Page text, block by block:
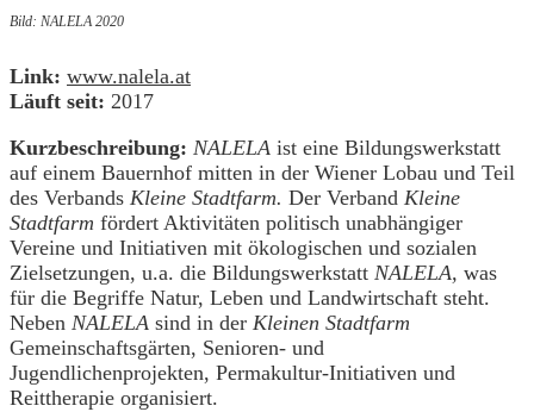
Bild: NALELA 2020
Link: www.nalela.at
Läuft seit: 2017
Kurzbeschreibung: NALELA ist eine Bildungswerkstatt
auf einem Bauernhof mitten in der Wiener Lobau und Teil
des Verbands Kleine Stadtfarm. Der Verband Kleine
Stadtfarm fördert Aktivitäten politisch unabhängiger
Vereine und Initiativen mit ökologischen und sozialen
Zielsetzungen, u.a. die Bildungswerkstatt NALELA, was
für die Begriffe Natur, Leben und Landwirtschaft steht.
Neben NALELA sind in der Kleinen Stadtfarm
Gemeinschaftsgärten, Senioren- und
Jugendlichenprojekten, Permakultur-Initiativen und
Reittherapie organisiert.